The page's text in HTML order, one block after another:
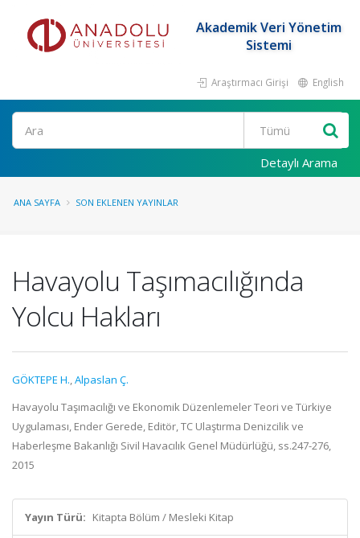
Akademik Veri Yönetim
Sistemi
Araştırmacı Girişi English
Ara
Detaylı Arama
ANA SAYFA SON EKLENEN YAYINLAR
Havayolu Taşımacılığında
Yolcu Hakları
GÖKTEPE H.,Alpaslan Ç.
Havayolu Taşımacılığı ve Ekonomik Düzenlemeler Teori ve Türkiye
Uygulaması, Ender Gerede, Editör, TC Ulaştırma Denizcilik ve
Haberleşme Bakanlığı Sivil Havacılık Genel Müdürlüğü, ss.247-276,
2015
Yayın Türü: Kitapta Bölüm / Mesleki Kitap